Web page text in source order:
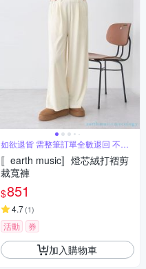
如欲退貨 需整筆訂單全數退回 不能
單退
〚earth music〛燈芯絨打褶剪
裁寬褲
$851
4.7(1)
活動 券
加入購物車